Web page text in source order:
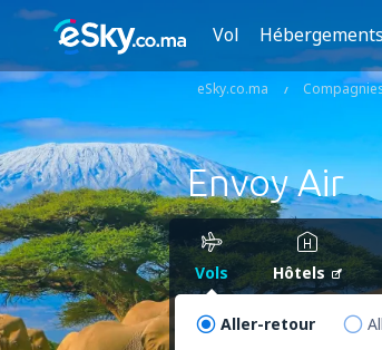
Vol Hébergements
eSky.co.ma
Envoy Air
Vols Hôtels
Aller-retour